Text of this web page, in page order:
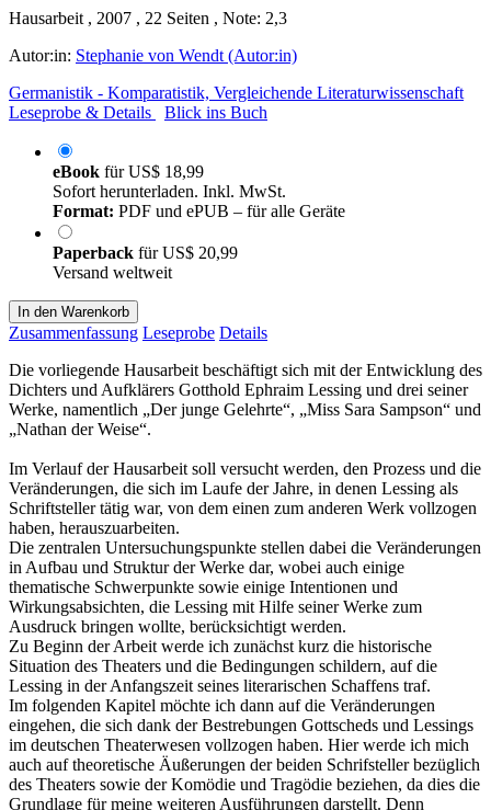
Hausarbeit , 2007 , 22 Seiten , Note: 2,3
Autor:in: Stephanie von Wendt (Autor:in)
Germanistik - Komparatistik, Vergleichende Literaturwissenschaft
Leseprobe & Details
Blick ins Buch
eBook fürUS$ 18,99
Sofort herunterladen. Inkl. MwSt.
Format: PDF und ePUB – für alle Geräte
Paperback fürUS$ 20,99
Versand weltweit
In den Warenkorb
Zusammenfassung Leseprobe Details
Die vorliegende Hausarbeit beschäftigt sich mit der Entwicklung des
Dichters und Aufklärers Gotthold Ephraim Lessing und drei seiner
Werke, namentlich „Der junge Gelehrte“, „Miss Sara Sampson“ und
„Nathan der Weise“.
Im Verlauf der Hausarbeit soll versucht werden, den Prozess und die
Veränderungen, die sich im Laufe der Jahre, in denen Lessing als
Schriftsteller tätig war, von dem einen zum anderen Werk vollzogen
haben, herauszuarbeiten.
Die zentralen Untersuchungspunkte stellen dabei die Veränderungen
in Aufbau und Struktur der Werke dar, wobei auch einige
thematische Schwerpunkte sowie einige Intentionen und
Wirkungsabsichten, die Lessing mit Hilfe seiner Werke zum
Ausdruck bringen wollte, berücksichtigt werden.
Zu Beginn der Arbeit werde ich zunächst kurz die historische
Situation des Theaters und die Bedingungen schildern, auf die
Lessing in der Anfangszeit seines literarischen Schaffens traf.
Im folgenden Kapitel möchte ich dann auf die Veränderungen
eingehen, die sich dank der Bestrebungen Gottscheds und Lessings
im deutschen Theaterwesen vollzogen haben. Hier werde ich mich
auch auf theoretische Äußerungen der beiden Schrifsteller bezüglich
des Theaters sowie der Komödie und Tragödie beziehen, da dies die
Grundlage für meine weiteren Ausführungen darstellt. Denn